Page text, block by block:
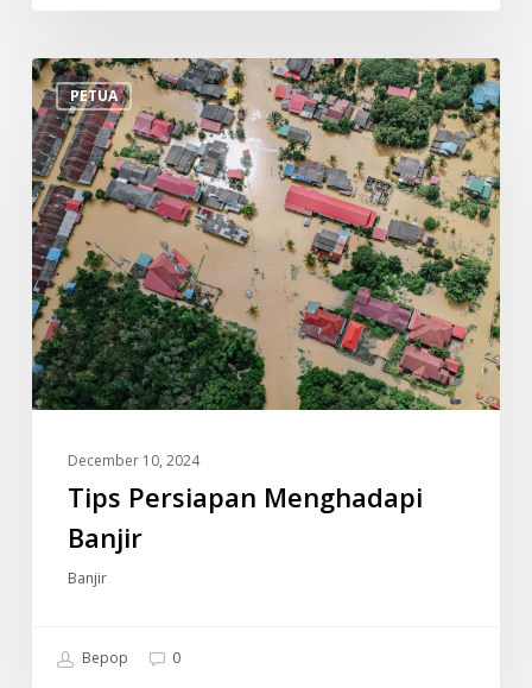
PETUA
Tips
Persiapan
Menghadapi
Banjir
December 10, 2024
Tips Persiapan Menghadapi
Banjir
Banjir
Bepop 0